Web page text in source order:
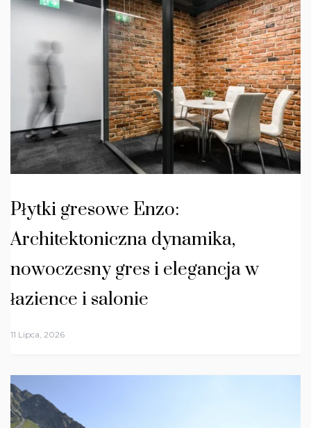
Płytki gresowe Enzo:
Architektoniczna dynamika,
nowoczesny gres i elegancja w
łazience i salonie
11 Lipca, 2026